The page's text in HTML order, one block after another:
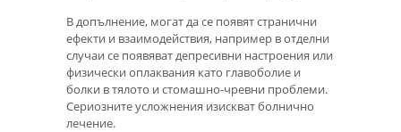
В допълнение, могат да се появят странични
ефекти и взаимодействия, например в отделни
случаи се появяват депресивни настроения или
физически оплаквания като главоболие и
болки в тялото и стомашно-чревни проблеми.
Сериозните усложнения изискват болнично
лечение.